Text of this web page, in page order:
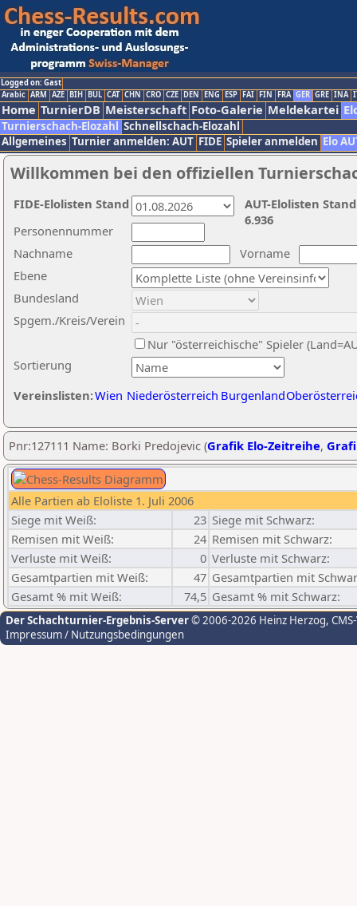
Logged on: Gast
Arabic ARM AZE BIH BUL CAT CHN CRO CZE DEN ENG ESP FAI FIN FRA GER GRE INA
Home TurnierDB Meisterschaft Foto-Galerie Meldekartei
Turnierschach-Elozahl Schnellschach-Elozahl
Allgemeines Turnier anmelden: AUT FIDE Spieler anmelden Elo
Willkommen bei den offiziellen
Nachname
Vorname
Ebene
Sortierung
Personennummer
Bundesland
Spgem./Kreis/Verein
Nur "österreichische" Spieler
Vereinslisten:Wien Niederösterreich Burgenland
AUT-Elolisten
6.936
FIDE-Elolisten Stand
Pnr:127111 Name: Borki Predojevic (Grafik Elo-Zeitreihe,
Alle Partien ab Eloliste 1. Juli 2006
Siege mit Weiß:
23 Siege mit Schwarz:
Remisen mit Weiß:
24 Remisen mit Schwarz:
Verluste mit Weiß:
0 Verluste mit Schwarz:
Gesamtpartien mit Weiß:
47 Gesamtpartien mit
Gesamt % mit Weiß:
74,5 Gesamt % mit Schwarz:
Der Schachturnier-Ergebnis-Server© 2006-2026 Heinz Herzog,
Impressum / Nutzungsbedingungen